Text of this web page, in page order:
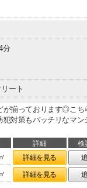
分
ート
が揃っております◎こち
対策もバッチリなマン
詳細
検
詳細を見る
詳細を見る